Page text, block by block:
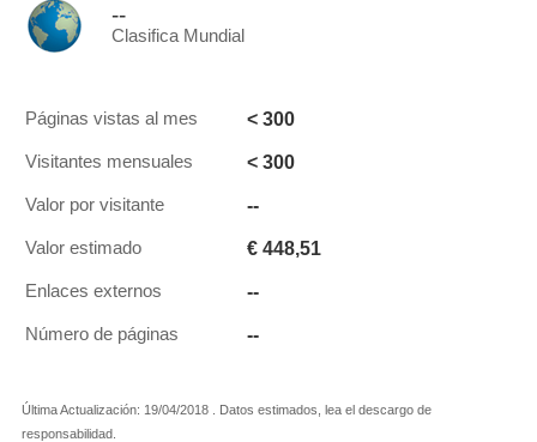
--
Clasifica Mundial
Páginas vistas al mes < 300
Visitantes mensuales < 300
Valor por visitante --
Valor estimado € 448,51
Enlaces externos --
Número de páginas --
Última Actualización: 19/04/2018 . Datos estimados, lea el descargo de
responsabilidad.